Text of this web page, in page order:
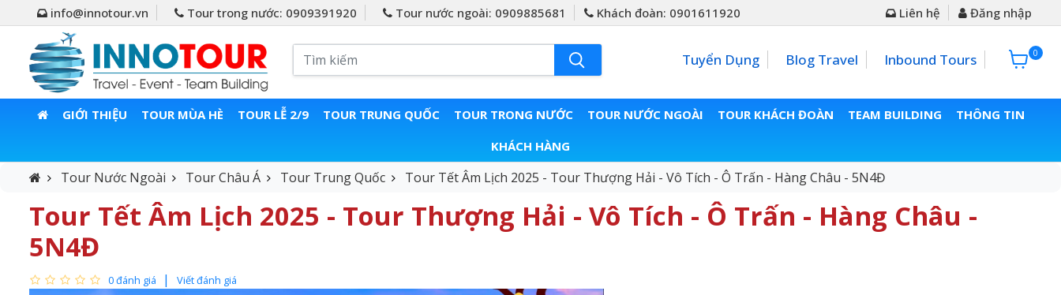
info@innotour.vn Tour trong nước: 0909391920 Tour nước ngoài: 0909885681 Khách đoàn: 0901611920 Liên hệ Đăng nhập
Tuyển Dụng Blog Travel Inbound Tours 0 0đ
GIỚI THIỆU TOUR MÙA HÈ TOUR LỄ 2/9 TOUR TRUNG QUỐC TOUR TRONG NƯỚC TOUR NƯỚC NGOÀI TOUR KHÁCH ĐOÀN TEAM BUILDING
THÔNG TIN
KHÁCH HÀNG
Tour Nước Ngoài Tour Châu Á Tour Trung Quốc Tour Tết Âm Lịch 2025 - Tour Thượng Hải - Vô Tích - Ô Trấn - Hàng Châu - 5N4Đ
Tour Tết Âm Lịch 2025 - Tour Thượng Hải - Vô Tích - Ô Trấn - Hàng Châu -
5N4Đ
0 đánh giá Viết đánh giá